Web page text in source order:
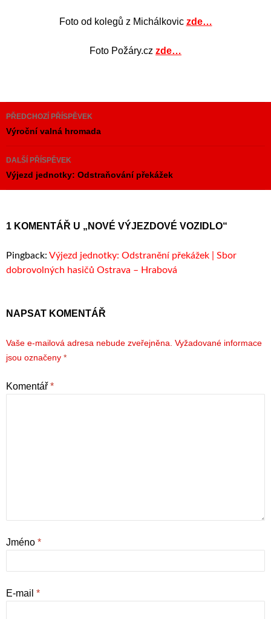
Foto od kolegů z Michálkovic zde…
Foto Požáry.cz zde…
Navigace
pro
příspěvky
PŘEDCHOZÍ PŘÍSPĚVEK
Výroční valná hromada
DALŠÍ PŘÍSPĚVEK
Výjezd jednotky: Odstraňování překážek
1 KOMENTÁŘ U „NOVÉ VÝJEZDOVÉ VOZIDLO“
Pingback: Výjezd jednotky: Odstranění překážek | Sbor
dobrovolných hasičů Ostrava – Hrabová
NAPSAT KOMENTÁŘ
Vaše e-mailová adresa nebude zveřejněna. Vyžadované informace
jsou označeny *
Komentář *
Jméno *
E-mail *